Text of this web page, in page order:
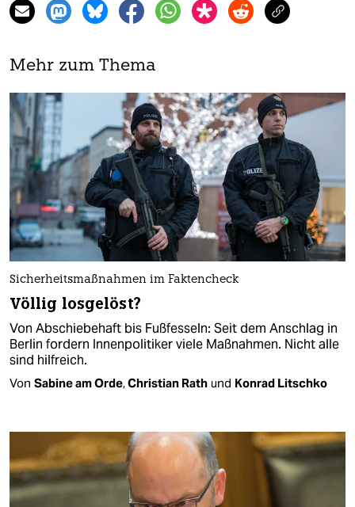
Mehr zum Thema
Sicherheitsmaßnahmen im Faktencheck
Völlig losgelöst?
Von Abschiebehaft bis Fußfesseln: Seit dem Anschlag in
Berlin fordern Innenpolitiker viele Maßnahmen. Nicht alle
sind hilfreich.
Von Sabine am Orde,Christian Rath und Konrad Litschko